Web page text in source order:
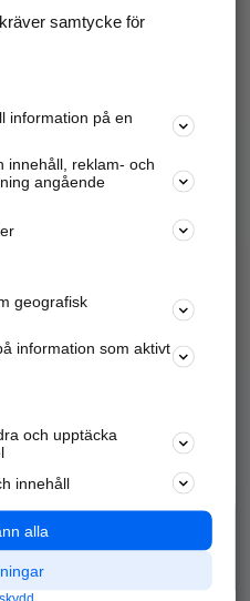
företagsinfo mm.
företaget
och annonsera mot
nära dig.
Populära sökningar
Annonsera
Integritet
Nödnummer
samtycke för
information på en
innehåll, reklam- och
angående
geografisk
information som aktivt
och upptäcka
innehåll
alla